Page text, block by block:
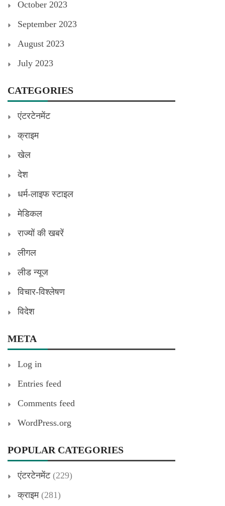
October 2023
September 2023
August 2023
July 2023
CATEGORIES
एंटरटेनमेंट
क्राइम
खेल
देश
धर्म-लाइफ स्टाइल
मेडिकल
राज्यों की खबरें
लीगल
लीड न्यूज
विचार-विश्लेषण
विदेश
META
Log in
Entries feed
Comments feed
WordPress.org
POPULAR CATEGORIES
एंटरटेनमेंट(229)
क्राइम(281)